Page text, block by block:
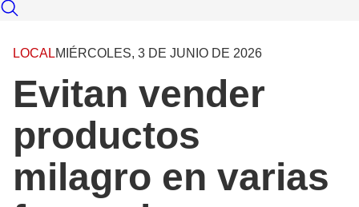
LOCALMIÉRCOLES, 3 DE JUNIO DE 2026
Evitan vender
productos
milagro en varias